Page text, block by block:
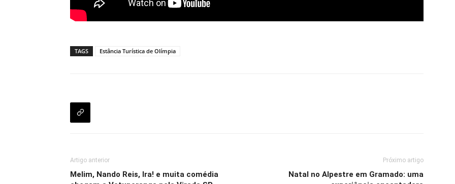
TAGS Estância Turística de Olímpia
Artigo anterior
Melim, Nando Reis, Ira! e muita comédia
Próximo artigo
Natal no Alpestre em Gramado: uma